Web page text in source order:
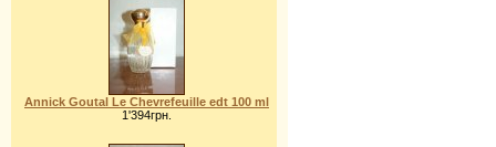
Annick Goutal Le Chevrefeuille edt 100 ml
1'394грн.